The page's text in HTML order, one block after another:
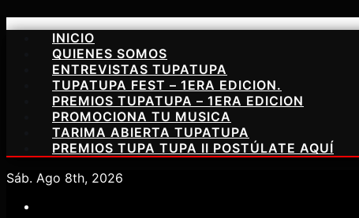
Saltar
contenido
INICIO
QUIENES SOMOS
ENTREVISTAS TUPATUPA
TUPATUPA FEST – 1ERA EDICION.
PREMIOS TUPATUPA – 1ERA EDICION
PROMOCIONA TU MUSICA
TARIMA ABIERTA TUPATUPA
PREMIOS TUPA TUPA II POSTÚLATE AQUÍ
Sáb. Ago 8th, 2026